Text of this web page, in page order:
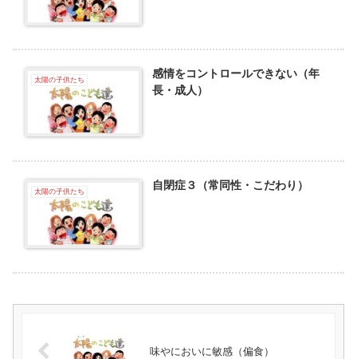
太陽の子供たち
感情をコントロールできない（年
長・成人）
太陽の子供たち 自閉症３（常同性・こだわり）
味やにおいに敏感（偏食）